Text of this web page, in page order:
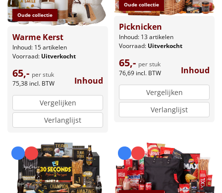
Oude collectie
Warme Kerst
Inhoud: 15 artikelen
Voorraad: Uitverkocht
65,- per stuk
75,38 incl. BTW Inhoud
Vergelijken
Verlanglijst
Oude collectie
Picknicken
Inhoud: 13 artikelen
Voorraad: Uitverkocht
65,- per stuk
76,69 incl. BTW Inhoud
Vergelijken
Verlanglijst